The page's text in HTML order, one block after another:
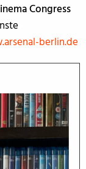
Congress
berlin.de